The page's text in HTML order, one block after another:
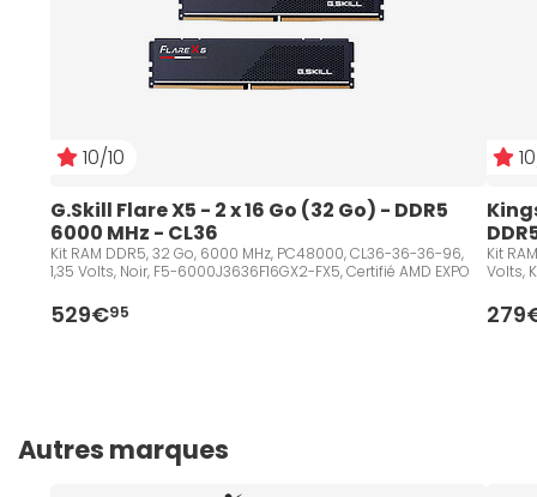
10/10
G.Skill Flare X5 - 2 x 16 Go (32 Go) - DDR5
6000 MHz - CL36
Kit RAM DDR5, 32 Go, 6000 MHz, PC48000, CL36-36-36-96,
1,35 Volts, Noir, F5-6000J3636F16GX2-FX5, Certifié AMD EXPO
529€95
Kit
Volts,
Autres marques